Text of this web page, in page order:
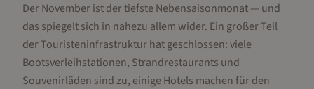
Der November ist der tiefste Nebensaisonmonat — und
das spiegelt sich in nahezu allem wider. Ein großer Teil
der Touristeninfrastruktur hat geschlossen: viele
Bootsverleihstationen, Strandrestaurants und
Souvenirläden sind zu, einige Hotels machen für den